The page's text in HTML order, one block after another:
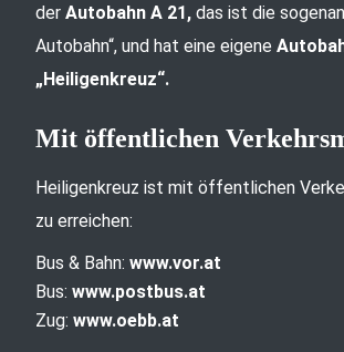
der Autobahn A 21, das ist die
Autobahn“, und hat eine eigene
„Heiligenkreuz“.
Mit öffentlichen
Heiligenkreuz ist mit öffentlichen
zu erreichen:
Bus & Bahn: www.vor.at
Bus: www.postbus.at
Zug: www.oebb.at